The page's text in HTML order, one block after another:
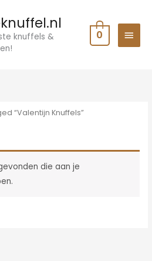
knuffels &
0
“Valentijn Knuffels”
die aan je